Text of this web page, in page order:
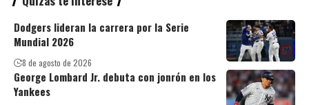
Dodgers lideran la carrera por la Serie
Mundial 2026
8 de agosto de 2026
George Lombard Jr. debuta con jonrón en los
Yankees